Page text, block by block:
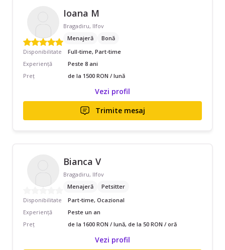
Ioana M
Bragadiru, Ilfov
Menajeră
Bonă
Disponibilitate
Full-time, Part-time
Experiență
Peste 8 ani
Preț
de la 1500 RON / lună
Vezi profil
Trimite mesaj
Bianca V
Bragadiru, Ilfov
Menajeră
Petsitter
Disponibilitate
Part-time, Ocazional
Experiență
Peste un an
Preț
de la 1600 RON / lună, de la 50 RON / oră
Vezi profil